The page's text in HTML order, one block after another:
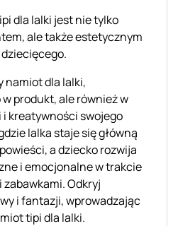
dla lalki jest nie tylko
ale także estetycznym
namiot dla lalki,
produkt, ale również w
kreatywności swojego
lalka staje się główną
a dziecko rozwija
i emocjonalne w trakcie
Odkryj
i fantazji, wprowadzając
tipi dla lalki.